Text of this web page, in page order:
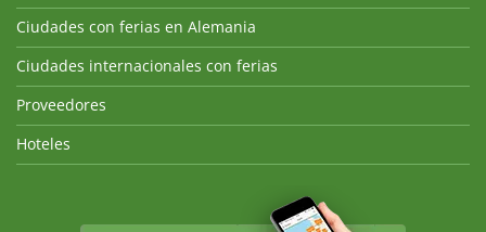
Ciudades con ferias en Alemania
Ciudades internacionales con ferias
Proveedores
Hoteles